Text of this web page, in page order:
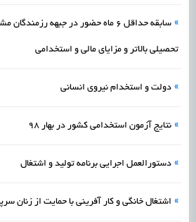
» سابقه حداقل ۶ ماه حضور در جبهه
تحصیلی بالاتر و مزایای مالی و استخدامی
» دولت و استخدام نیروی انسانی
» نتایج آزمون استخدامی کشور در بهار ۹۸
» دستورالعمل اجرایی برنامه تولید و اشتغال
» اشتغال خانگی و کار آفرینی با حمایت از زنان